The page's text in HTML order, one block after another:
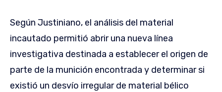
Según Justiniano, el análisis del material
incautado permitió abrir una nueva línea
investigativa destinada a establecer el origen de
parte de la munición encontrada y determinar si
existió un desvío irregular de material bélico